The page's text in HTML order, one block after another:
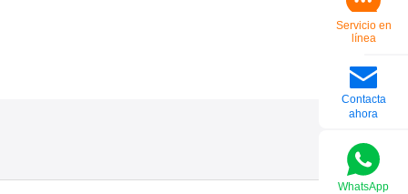
Servicio en
línea
Contacta
ahora
WhatsApp